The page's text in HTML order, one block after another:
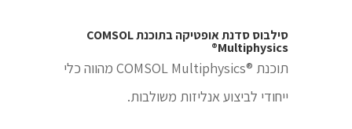
סילבוס סדנת אופטיקה בתוכנת COMSOL
Multiphysics®
תוכנת ®COMSOL Multiphysics מהווה כלי
ייחודי לביצוע אנליזות משולבות.